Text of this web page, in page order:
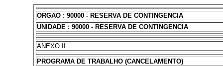
ORGAO : 90000 - RESERVA DE CONTINGENCIA
UNIDADE : 90000 - RESERVA DE CONTINGENCIA
ANEXO II
PROGRAMA DE TRABALHO (CANCELAMENTO)